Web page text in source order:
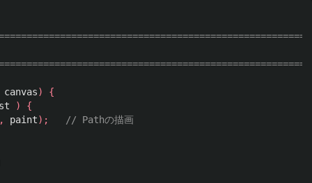
canvas)
{
)
{
, paint);
// Pathの描画